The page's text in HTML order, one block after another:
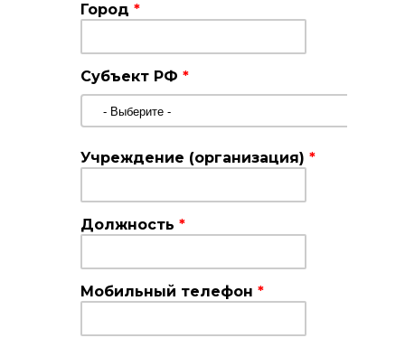
Город *
Субъект РФ *
Учреждение (организация) *
Должность *
Мобильный телефон *